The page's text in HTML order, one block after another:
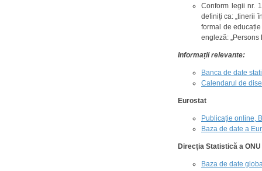
Conform legii nr.
definiți ca: „tinerii
formal de
engleză: „Persons
Informații relevante:
Banca de date
Calendarul de
Eurostat
Publicație online,
Baza de date a
Direcția Statistică a ONU
Baza de date